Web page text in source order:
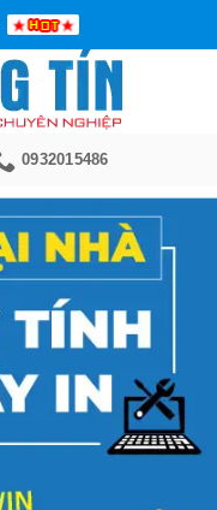
0932015486